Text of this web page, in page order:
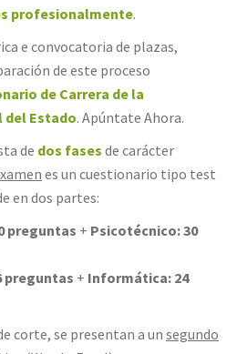
profesionalmente.
e convocatoria de plazas,
de este proceso
de Carrera de la
del Estado. Apúntate Ahora.
de dos fases de carácter
es un cuestionario tipo test
en dos partes:
preguntas + Psicotécnico: 30
preguntas + Informática: 24
corte, se presentan a un segundo